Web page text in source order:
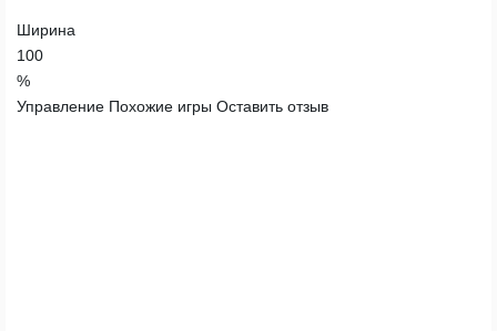
Ширина
100
%
Управление Похожие игры Оставить отзыв